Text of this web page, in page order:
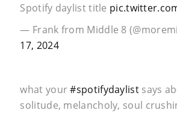
Spotify daylist title
— Frank from Middle 8
17, 2024
what your#spotifydaylistsays
solitude, melancholy, soul